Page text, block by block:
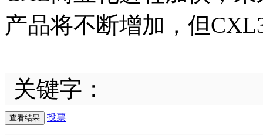
产品将不断增加，但
关键字：
投票